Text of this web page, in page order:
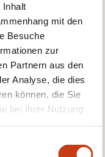
Inhalt
mit den
Besuche
zur
Partnern aus den
Analyse, die dies
können, die Sie
bei Ihrer Nutzung
werden, die
auf die
zwingende